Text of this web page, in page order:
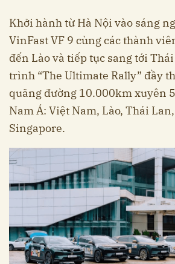
Khởi hành từ Hà Nội vào sáng
VinFast VF 9 cùng các thành
đến Lào và tiếp tục sang tới
trình “The Ultimate Rally” đầy
quãng đường 10.000km xuyên
Nam Á: Việt Nam, Lào, Thái
Singapore.